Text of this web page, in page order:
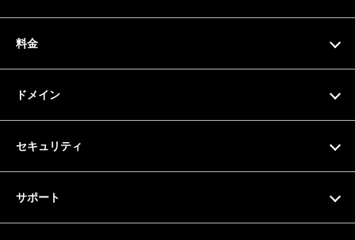
サーバー仕様
料金
ドメイン
セキュリティ
サポート